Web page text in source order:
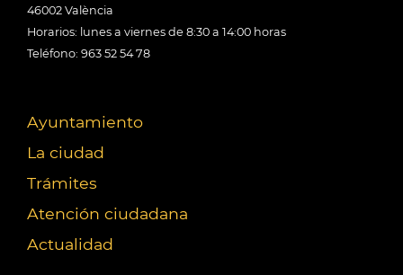
46002 València
Horarios: lunes a viernes de 8:30 a 14:00 horas
Teléfono: 963 52 54 78
Ayuntamiento
La ciudad
Trámites
Atención ciudadana
Actualidad